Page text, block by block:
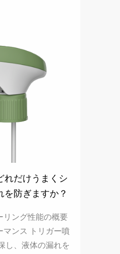
れだけうまくシ
を防ぎますか？
リング性能の概要
マンス トリガー噴
し、液体の漏れを